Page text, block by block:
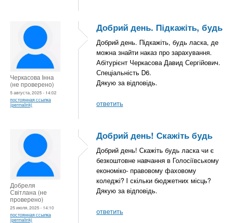
Черкасова Інна
(не проверено)
5 августа, 2025 - 14:02
постоянная ссылка
(permalink)
Добрий день. Підкажіть, будь
Добрий день. Підкажіть, будь ласка, де
можна знайти наказ про зарахування.
Абітурієнт Черкасова Давид Сергійович.
Спеціальність D6.
Дякую за відповідь.
ответить
Добреля
Світлана (не
проверено)
25 июля, 2025 - 14:10
постоянная ссылка
(permalink)
Добрий день! Скажіть будь
Добрий день! Скажіть будь ласка чи є
безкоштовне навчання в Голосіївському
економіко- правовому фаховому
коледжі? І скільки бюджетних місць?
Дякую за відповідь.
ответить